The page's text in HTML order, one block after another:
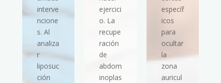
interve
ncione
s. Al
analiza
r
liposuc
ción
ejercici
o. La
recupe
ración
de
abdom
inoplas
específ
icos
para
ocultar
la
zona
auricul